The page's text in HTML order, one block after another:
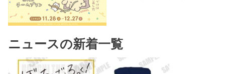
ニュースの新着一覧